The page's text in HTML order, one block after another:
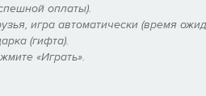
оплаты).
игра автоматически (время
(гифта).
«Играть».